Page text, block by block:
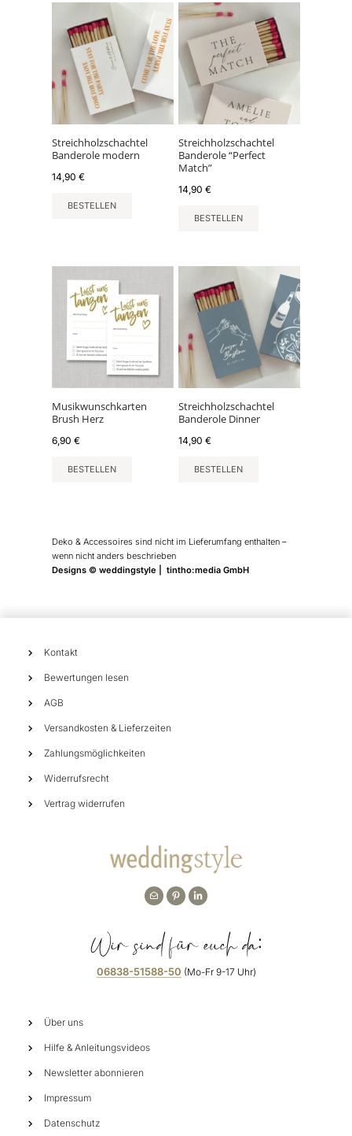
Streichholzschachtel
Banderole modern
14,90 €
BESTELLEN
Streichholzschachtel
Banderole “Perfect
Match”
14,90€
BESTELLEN
Musikwunschkarten
Brush Herz
6,90 €
BESTELLEN
Streichholzschachtel
Banderole Dinner
14,90€
BESTELLEN
Deko & Accessoires sind nicht im Lieferumfang enthalten –
wenn nicht anders beschrieben
Designs © weddingstyle | tintho:media GmbH
Kontakt
Bewertungen lesen
AGB
Versandkosten & Lieferzeiten
Zahlungsmöglichkeiten
Widerrufsrecht
Vertrag widerrufen
Wir sind für euch da:
06838-51588-50 (Mo-Fr 9-17 Uhr)
Über uns
Hilfe & Anleitungsvideos
Newsletter abonnieren
Impressum
Datenschutz